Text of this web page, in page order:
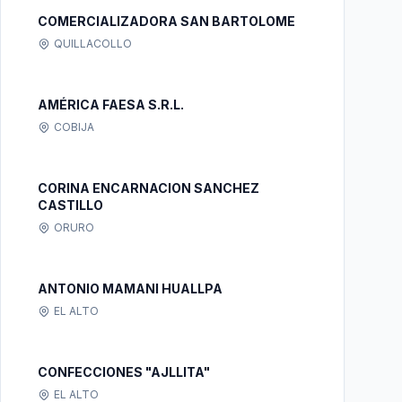
COMERCIALIZADORA SAN BARTOLOME
QUILLACOLLO
AMÉRICA FAESA S.R.L.
COBIJA
CORINA ENCARNACION SANCHEZ
CASTILLO
ORURO
ANTONIO MAMANI HUALLPA
EL ALTO
CONFECCIONES "AJLLITA"
EL ALTO